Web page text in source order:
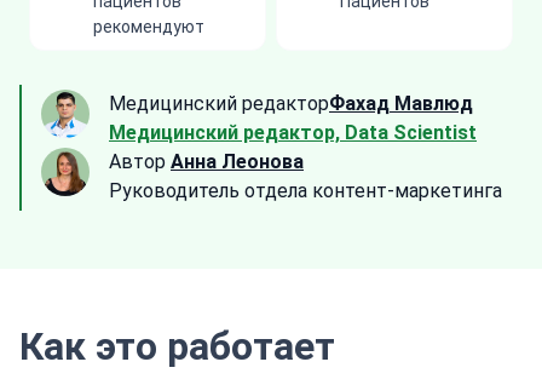
рекомендуют
Медицинский редакторФахад Мавлюд
Медицинский редактор, Data Scientist
Автор Анна Леонова
Руководитель отдела контент-маркетинга
Как это работает